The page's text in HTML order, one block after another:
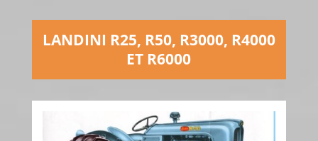
LANDINI R25, R50, R3000, R4000
ET R6000